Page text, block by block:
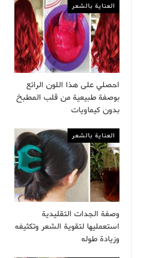
العناية بالشعر
احصلي على هذا اللون الرائع
بوصفة طبيعية من قلب المطبخ
بدون كيماويات
العناية بالشعر
وصفة الجدات التقليدية
استعمليها لتقوية الشعر وتكثيفه
وزيادة طوله